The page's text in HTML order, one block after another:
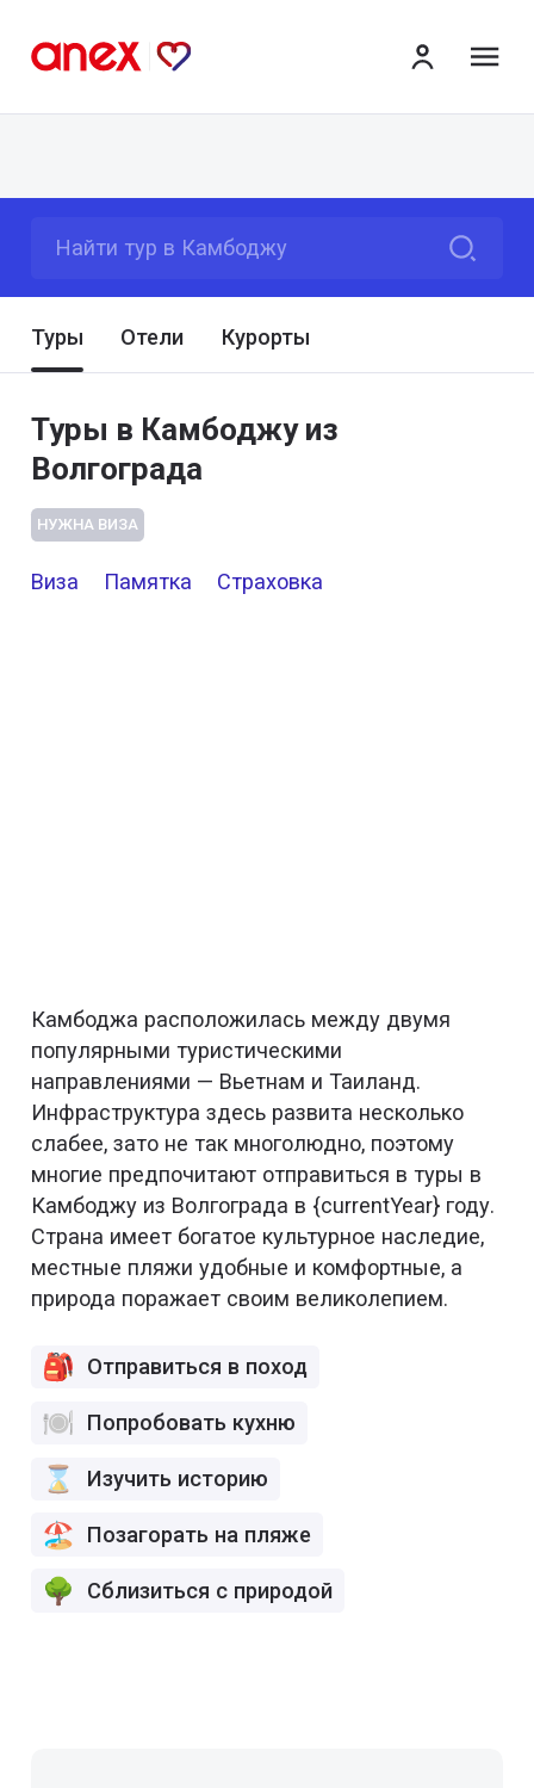
Найти тур в Камбоджу
Туры Отели Курорты
Туры в Камбоджу из
Волгограда
НУЖНА ВИЗА
Виза Памятка Страховка
Камбоджа расположилась между двумя
популярными туристическими
направлениями — Вьетнам и Таиланд.
Инфраструктура здесь развита несколько
слабее, зато не так многолюдно, поэтому
многие предпочитают отправиться в туры в
Камбоджу из Волгограда в {currentYear} году.
Страна имеет богатое культурное наследие,
местные пляжи удобные и комфортные, а
природа поражает своим великолепием.
Отправиться в поход
Попробовать кухню
Изучить историю
Позагорать на пляже
Сблизиться с природой